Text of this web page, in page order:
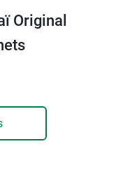
sans
la fabrication
Pukka Bio à
Original